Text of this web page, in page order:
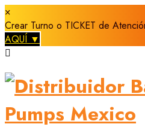
×
Crear Turno o TICKET de
AQUÍ ▼
